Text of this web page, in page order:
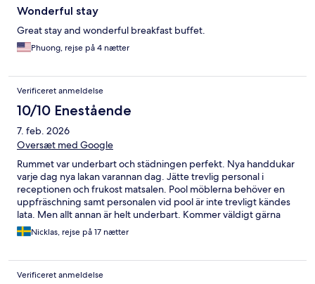
Wonderful stay
Great stay and wonderful breakfast buffet.
Phuong, rejse på 4 nætter
Verificeret anmeldelse
10/10 Enestående
7. feb. 2026
Oversæt med Google
Rummet var underbart och städningen perfekt. Nya handdukar
varje dag nya lakan varannan dag. Jätte trevlig personal i
receptionen och frukost matsalen. Pool möblerna behöver en
uppfräschning samt personalen vid pool är inte trevligt kändes
lata. Men allt annan är helt underbart. Kommer väldigt gärna
tillbaka. Mvh Nicklas Nilsson
Nicklas, rejse på 17 nætter
Verificeret anmeldelse